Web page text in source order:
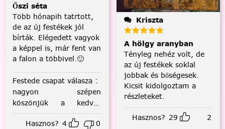
Őszi séta
Több hónapih tatrtott,
de az új festékek jól
bírták. Elégedett vagyok
a képpel is, már fent van
a falon a többivel.🙂
Festede csapat válasza :
nagyon szépen
köszönjük a kedves
visszajelzést! :)
Hasznos? 4 0
Kriszta
A hölgy aranyban
Tényleg nehéz volt, de
az új festékek soklal
jobbak és bőségesek.
Kicsit kidolgoztam a
részleteket.
Hasznos? 29 2